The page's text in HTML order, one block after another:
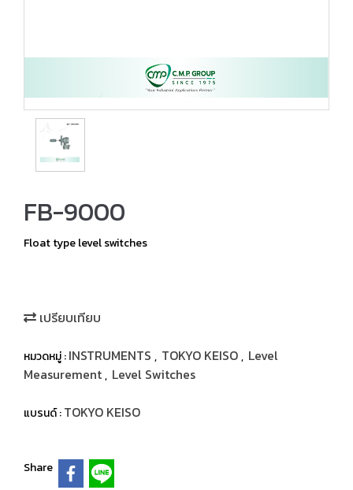
FB-9000
Float type level switches
เปรียบเทียบ
หมวดหมู่ :INSTRUMENTS , TOKYO KEISO, Level
Measurement, Level Switches
แบรนด์ :TOKYO KEISO
Share